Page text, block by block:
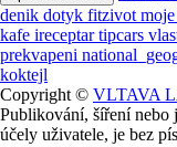
denik dotyk fitzivot
kafe ireceptartipcars
prekvapeni
koktejl
Copyright © VLTAVA
Publikování, šíření nebo
účely uživatele, je bez